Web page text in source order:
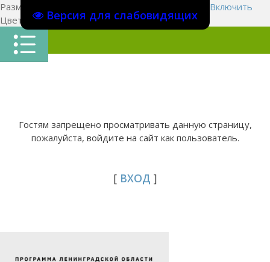
Версия для слабовидящих
Размер шрифта:
Включить
Цвет сайтаЦ Ц Ц Х
Гостям запрещено просматривать данную страницу,
пожалуйста, войдите на сайт как пользователь.
[ ВХОД ]